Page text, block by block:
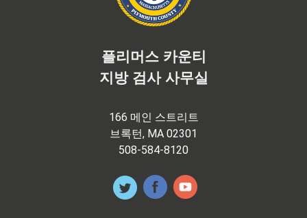
플리머스 카운티
지방 검사 사무실
166 메인 스트리트
브록턴, MA 02301
508-584-8120